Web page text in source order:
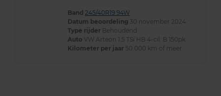
Band 245/40R19 94W
Datum beoordeling 30 november 2024
Type rijder Behoudend
Auto VW Arteon 1.5 TSi HB 4-cil. B 150pk
Kilometer per jaar 50.000 km of meer